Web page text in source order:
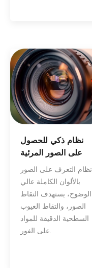
نظام ذكي للحصول
على الصور المرئية
نظام التعرف على الصور
بالألوان الكاملة عالي
الوضوح، يستهدف التقاط
الصور، والتقاط العيوب
السطحية الدقيقة للمواد
على الفور.